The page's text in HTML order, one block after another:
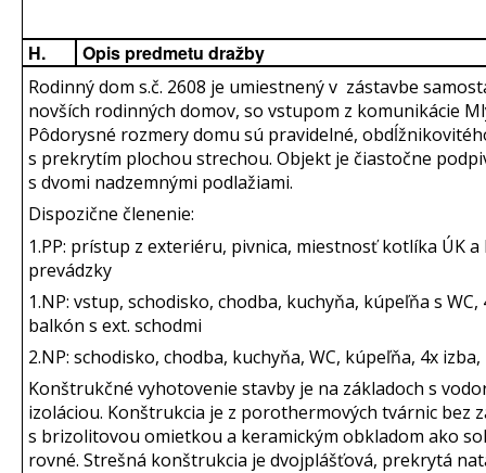
H. Opis predmetu dražby
Rodinný dom s.č. 2608 je umiestnený v zástavbe
novších rodinných domov, so vstupom z komunikácie
Pôdorysné rozmery domu sú pravidelné,
s prekrytím plochou strechou. Objekt je čiastočne
s dvomi nadzemnými podlažiami.
Dispozične členenie:
1.PP: prístup z exteriéru, pivnica, miestnosť kotlíka ÚK
prevádzky
1.NP: vstup, schodisko, chodba, kuchyňa, kúpeľňa s WC,
balkón s ext. schodmi
2.NP: schodisko, chodba, kuchyňa, WC, kúpeľňa, 4x
Konštrukčné vyhotovenie stavby je na základoch s
izoláciou. Konštrukcia je z porothermových tvárnic bez
s brizolitovou omietkou a keramickým obkladom ako
rovné. Strešná konštrukcia je dvojplášťová, prekrytá